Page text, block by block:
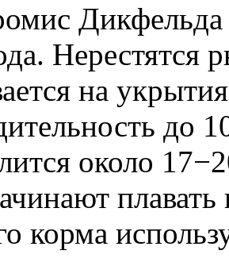
Дикфельда
на
до
около
плавать
корма